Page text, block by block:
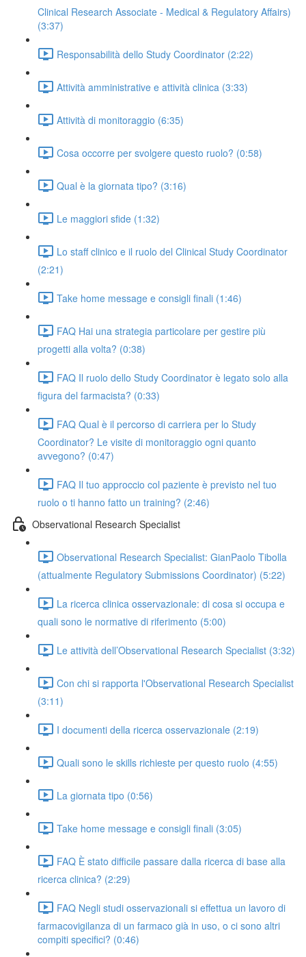
Clinical Research Associate - Medical & Regulatory Affairs)
(3:37)
Responsabilità dello Study Coordinator (2:22)
Attività amministrative e attività clinica (3:33)
Attività di monitoraggio (6:35)
Cosa occorre per svolgere questo ruolo? (0:58)
Qual è la giornata tipo? (3:16)
Le maggiori sfide (1:32)
Lo staff clinico e il ruolo del Clinical Study Coordinator
(2:21)
Take home message e consigli finali (1:46)
FAQ Hai una strategia particolare per gestire più
progetti alla volta? (0:38)
FAQ Il ruolo dello Study Coordinator è legato solo alla
figura del farmacista? (0:33)
FAQ Qual è il percorso di carriera per lo Study
Coordinator? Le visite di monitoraggio ogni quanto
avvegono? (0:47)
FAQ Il tuo approccio col paziente è previsto nel tuo
ruolo o ti hanno fatto un training? (2:46)
Observational Research Specialist
Observational Research Specialist: GianPaolo Tibolla
(attualmente Regulatory Submissions Coordinator) (5:22)
La ricerca clinica osservazionale: di cosa si occupa e
quali sono le normative di riferimento (5:00)
Le attività dell’Observational Research Specialist (3:32)
Con chi si rapporta l'Observational Research Specialist
(3:11)
I documenti della ricerca osservazionale (2:19)
Quali sono le skills richieste per questo ruolo (4:55)
La giornata tipo (0:56)
Take home message e consigli finali (3:05)
FAQ È stato difficile passare dalla ricerca di base alla
ricerca clinica? (2:29)
FAQ Negli studi osservazionali si effettua un lavoro di
farmacovigilanza di un farmaco già in uso, o ci sono altri
compiti specifici? (0:46)